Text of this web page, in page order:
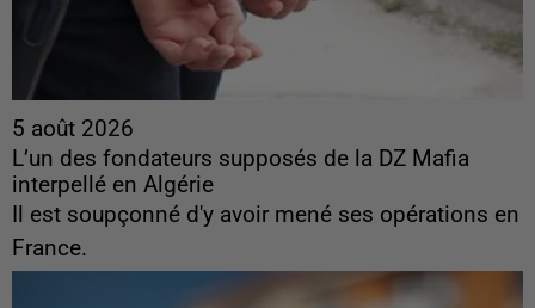
5 août 2026
L’un des fondateurs supposés de la DZ Mafia
interpellé en Algérie
Il est soupçonné d'y avoir mené ses opérations en
France.